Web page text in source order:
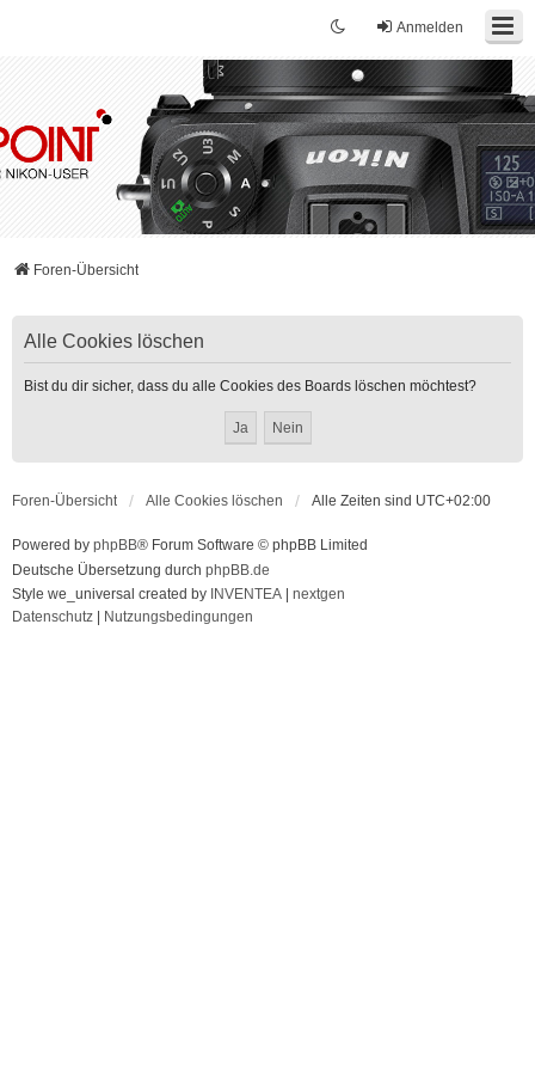
Anmelden
Foren-Übersicht
Alle Cookies löschen
Bist du dir sicher, dass du alle Cookies des Boards löschen möchtest?
Foren-Übersicht Alle Cookies löschen Alle Zeiten sind UTC+02:00
Powered by phpBB® Forum Software © phpBB Limited
Deutsche Übersetzung durch phpBB.de
Style we_universal created by INVENTEA
nextgen
Datenschutz
Nutzungsbedingungen